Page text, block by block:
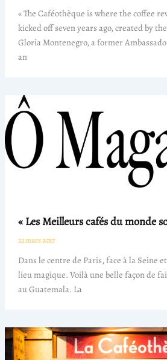
« The Caféothèque is where the coffee
kicked off seven years ago, created by
Gloria Montenegro, a former
an
« Les Meilleurs cafés du monde
21 mars 2017
Dans le centre de Paris, face à la Seine
lieu magique. Voilà une belle façon de
au Guatemala. La